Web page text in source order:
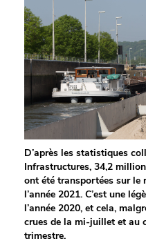
D’après les statistiques
Infrastructures, 34,2
ont été transportées sur le
l’année 2021. C’est une
l’année 2020, et cela,
crues de la mi-juillet et au
trimestre.